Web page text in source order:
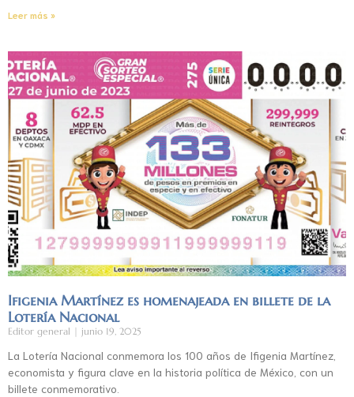
Leer más »
Ifigenia Martínez es homenajeada en billete de la
Lotería Nacional
Editor general junio 19, 2025
La Lotería Nacional conmemora los 100 años de Ifigenia Martínez,
economista y figura clave en la historia política de México, con un
billete conmemorativo.